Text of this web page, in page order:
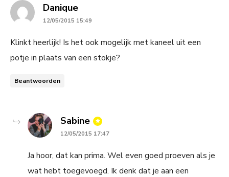
Daniquesays:
12/05/2015 15:49
Klinkt heerlijk! Is het ook mogelijk met kaneel uit een
potje in plaats van een stokje?
Beantwoorden
Sabine says:
12/05/2015 17:47
Ja hoor, dat kan prima. Wel even goed proeven als je
wat hebt toegevoegd. Ik denk dat je aan een